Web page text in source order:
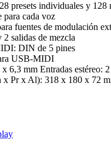
presets individuales y 128
para cada voz
fuentes de modulación
2 salidas de mezcla
DIN de 5 pines
USB-MIDI
x 6,3 mm Entradas estéreo:
x Pr x Al): 318 x 180 x 72